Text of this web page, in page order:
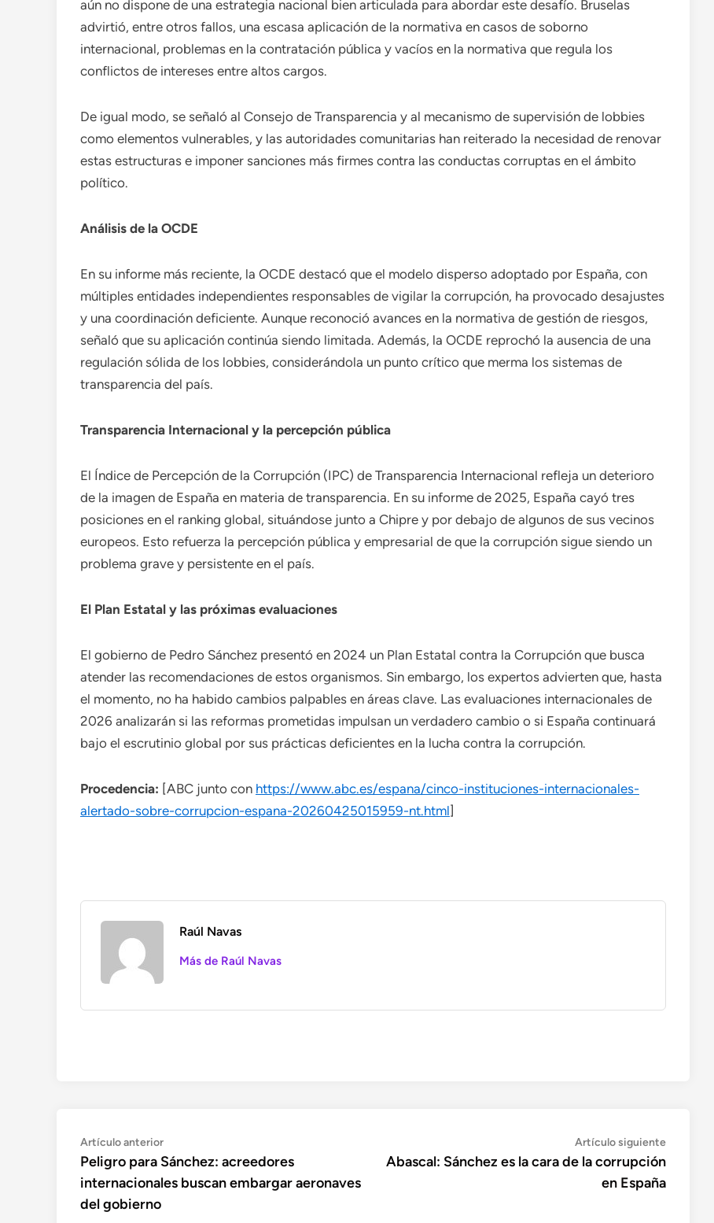
aún no dispone de una estrategia nacional bien articulada para abordar este desafío. Bruselas
advirtió, entre otros fallos, una escasa aplicación de la normativa en casos de soborno
internacional, problemas en la contratación pública y vacíos en la normativa que regula los
conflictos de intereses entre altos cargos.
De igual modo, se señaló al Consejo de Transparencia y al mecanismo de supervisión de lobbies
como elementos vulnerables, y las autoridades comunitarias han reiterado la necesidad de renovar
estas estructuras e imponer sanciones más firmes contra las conductas corruptas en el ámbito
político.
Análisis de la OCDE
En su informe más reciente, la OCDE destacó que el modelo disperso adoptado por España, con
múltiples entidades independientes responsables de vigilar la corrupción, ha provocado desajustes
y una coordinación deficiente. Aunque reconoció avances en la normativa de gestión de riesgos,
señaló que su aplicación continúa siendo limitada. Además, la OCDE reprochó la ausencia de una
regulación sólida de los lobbies, considerándola un punto crítico que merma los sistemas de
transparencia del país.
Transparencia Internacional y la percepción pública
El Índice de Percepción de la Corrupción (IPC) de Transparencia Internacional refleja un deterioro
de la imagen de España en materia de transparencia. En su informe de 2025, España cayó tres
posiciones en el ranking global, situándose junto a Chipre y por debajo de algunos de sus vecinos
europeos. Esto refuerza la percepción pública y empresarial de que la corrupción sigue siendo un
problema grave y persistente en el país.
El Plan Estatal y las próximas evaluaciones
El gobierno de Pedro Sánchez presentó en 2024 un Plan Estatal contra la Corrupción que busca
atender las recomendaciones de estos organismos. Sin embargo, los expertos advierten que, hasta
el momento, no ha habido cambios palpables en áreas clave. Las evaluaciones internacionales de
2026 analizarán si las reformas prometidas impulsan un verdadero cambio o si España continuará
bajo el escrutinio global por sus prácticas deficientes en la lucha contra la corrupción.
Procedencia: [ABC junto con https://www.abc.es/espana/cinco-instituciones-internacionales-
alertado-sobre-corrupcion-espana-20260425015959-nt.html]
Raúl Navas
Más de Raúl Navas
Navegación
de
entradas
Artículo anteriorArtículo
anterior:
Peligro para Sánchez: acreedores
internacionales buscan embargar aeronaves
del gobierno
Artículo siguienteArtículo
siguiente:
Abascal: Sánchez es la cara de la corrupción
en España